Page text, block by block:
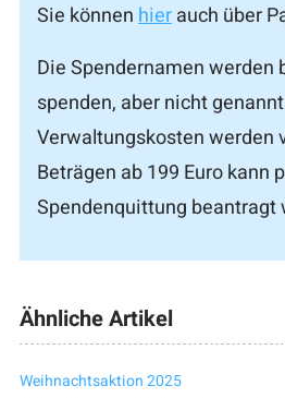
Sie könnenhierauch über
Die Spendernamen
spenden, aber nicht
Verwaltungskosten werden
Beträgen ab 199 Euro kann
Spendenquittung beantragt
Ähnliche Artikel
Weihnachtsaktion 2025